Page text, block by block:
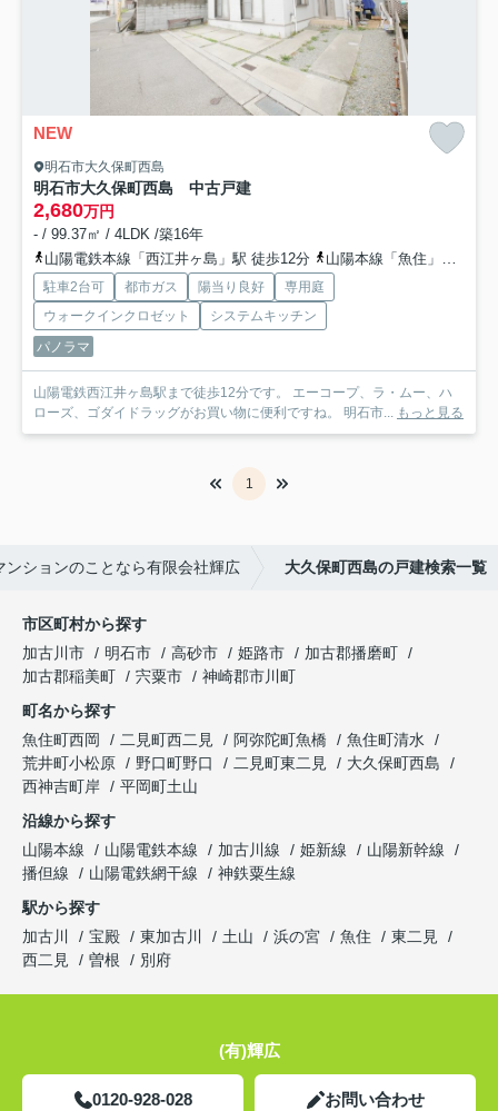
NEW
明石市大久保町西島
明石市大久保町西島 中古戸建
2,680万円
- / 99.37㎡ / 4LDK /築16年
山陽電鉄本線「西江井ヶ島」駅 徒歩12分
山陽本線「魚住」駅 徒歩32分
駐車2台可 都市ガス 陽当り良好
専用庭
ウォークインクロゼット
システムキッチン
パノラマ
山陽電鉄西江井ヶ島駅まで徒歩12分です。 エーコープ、ラ・ムー、ハ
ローズ、ゴダイドラッグがお買い物に便利ですね。 明石市... もっと見る
1
ションのことなら有限会社輝広 大久保町西島の戸建検索一覧
市区町村から探す
加古川市
明石市 高砂市 姫路市
加古郡播磨町
加古郡稲美町
宍粟市
神崎郡市川町
町名から探す
魚住町西岡
二見町西二見 阿弥陀町魚橋
魚住町清水
荒井町小松原
野口町野口 二見町東二見
大久保町西島
西神吉町岸
平岡町土山
沿線から探す
山陽本線
山陽電鉄本線 加古川線 姫新線
山陽新幹線
播但線
山陽電鉄網干線
神鉄粟生線
駅から探す
加古川
宝殿 東加古川 土山 浜の宮 魚住
東二見
西二見
曽根 別府
(有)輝広
0120-928-028 お問い合わせ